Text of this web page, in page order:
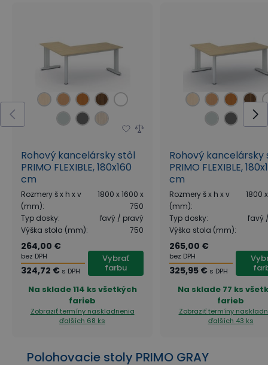
Rohový kancelársky stôl
PRIMO FLEXIBLE, 180x160
cm
Rozmery š x h x v
(mm):
1800 x 1600 x
750
Typ dosky:
ľavý / pravý
Výška stola (mm): 750
264,00 €
bez DPH
324,72 € s DPH
Vybrať
farbu
Na sklade114 ks všetkých
farieb
Zobraziť termíny naskladnenia
ďalších 68 ks
Rohový kancelársky
PRIMO FLEXIBLE,
cm
Rozmery š x h x v
(mm):
1800
Typ dosky:
ľavý
Výška stola (mm):
265,00 €
bez DPH
325,95 € s DPH
Na sklade 77 ks
farieb
Zobraziť termíny
ďalších 43 ks
Polohovacie stoly PRIMO GRAY